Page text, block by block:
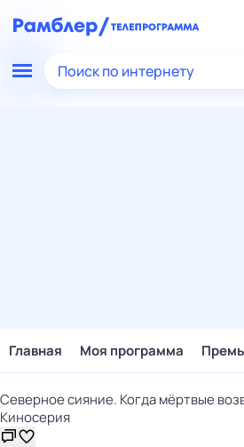
Поиск по интернету
Главная Моя программа
Северное сияние. Когда мёртвые
Киносерия